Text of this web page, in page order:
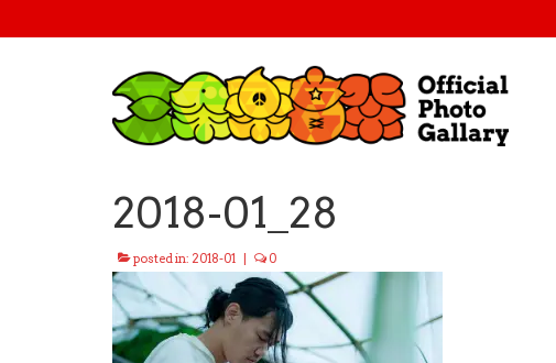
2018-01_28
posted in: 2018-01 0